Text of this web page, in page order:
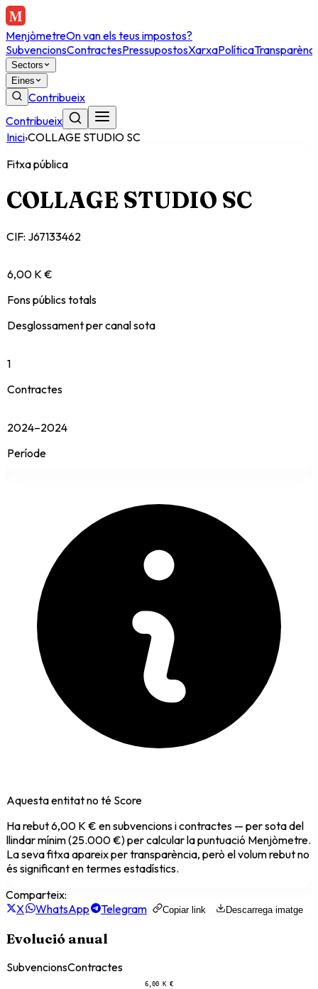
MenjòmetreOn van els teus impostos?
SubvencionsContractesPressupostosXarxaPolítica
Sectors
Eines
Contribueix
Contribueix
Inici›COLLAGE STUDIO SC
Fitxa pública
COLLAGE STUDIO SC
CIF: J67133462
6,00 K €
Fons públics totals
Desglossament per canal sota
1
Contractes
2024–2024
Període
Aquesta entitat no té Score
Ha rebut6,00 K € en subvencions i contractes — per sota del
llindar mínim (25.000 €) per calcular la puntuació Menjòmetre.
La seva fitxa apareix per transparència, però el volum rebut no
és significant en termes estadístics.
Comparteix:
X
WhatsApp Telegram Copiar link Descarrega imatge
Evolució anual
SubvencionsContractes
6,00 K €